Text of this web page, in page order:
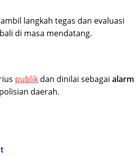
langkah tegas dan evaluasi
di masa mendatang.
publik dan dinilai sebagai alarm
daerah.